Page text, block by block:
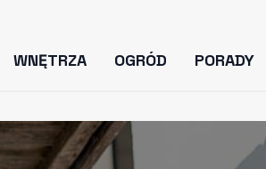
WNĘTRZA OGRÓD PORADY